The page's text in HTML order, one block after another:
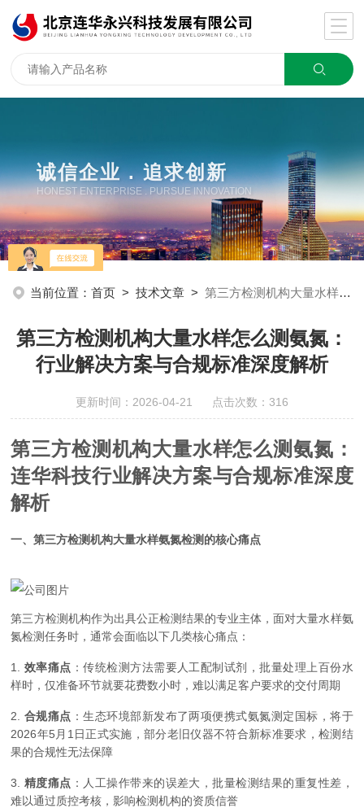
诚信企业 . 追求创新
HONEST ENTERPRISE . PURSUE INNOVATION
当前位置：首页 >技术文章 >第三方检测机构大量水样怎么测氨氮：行业解决方案与合规标准深度解析
第三方检测机构大量水样怎么测氨氮：
行业解决方案与合规标准深度解析
更新时间：2026-04-21 点击次数：316
第三方检测机构大量水样怎么测氨氮：
连华科技行业解决方案与合规标准深度
解析
一、第三方检测机构大量水样氨氮检测的核心痛点
第三方检测机构作为出具公正检测结果的专业主体，面对大量水样氨
氮检测任务时，通常会面临以下几类核心痛点：
1. 效率痛点 ：传统检测方法需要人工配制试剂，批量处理上百份水
样时，仅准备环节就要花费数小时，难以满足客户要求的交付周期
2. 合规痛点 ：生态环境部新发布了两项便携式氨氮测定国标，将于
2026年5月1日正式实施，部分老旧仪器不符合新标准要求，检测结
果的合规性无法保障
3. 精度痛点 ：人工操作带来的误差大，批量检测结果的重复性差，
难以通过质控考核，影响检测机构的资质信誉